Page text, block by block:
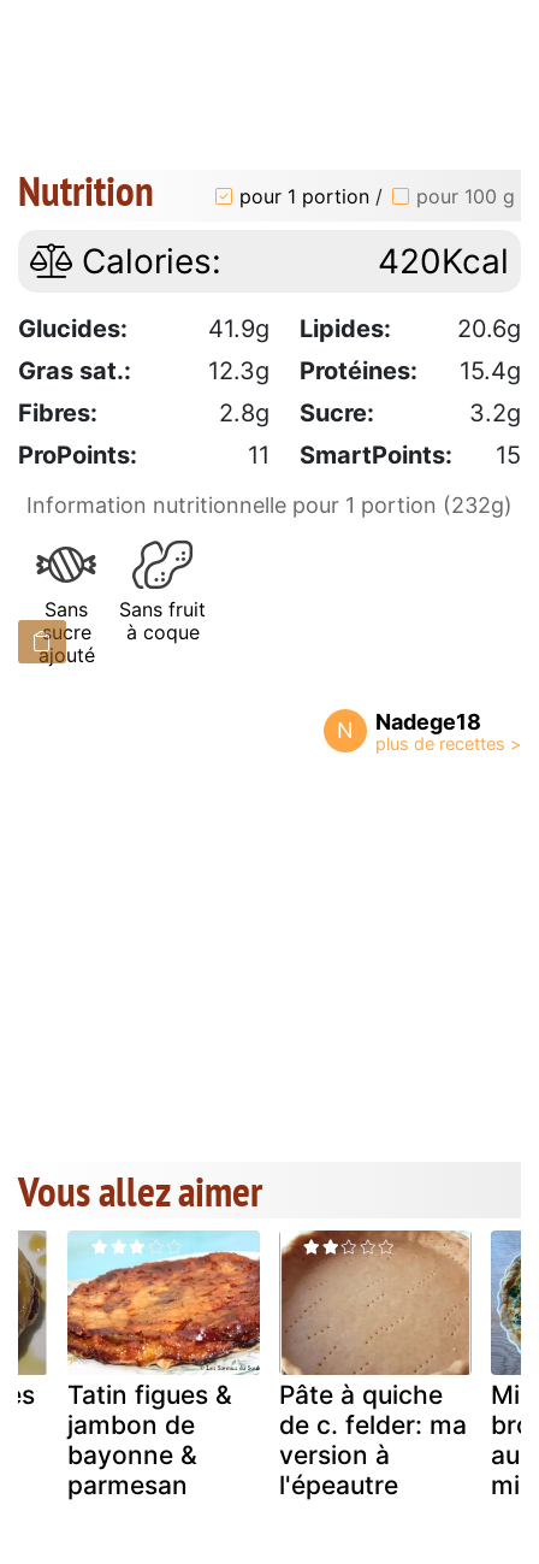
Nutrition pour 1 portion / pour 100 g
Calories: 420Kcal
Glucides: 41.9g Lipides:
20.6g
Gras sat.:
12.3g Protéines:
15.4g
Fibres:
2.8g Sucre:
3.2g
ProPoints:
11 SmartPoints: 15
Information nutritionnelle pour 1 portion (232g)
Sans
sucre
ajouté
Sans fruit
à coque
N Nadege18
Vous allez aimer
Tatin figues &
jambon de
bayonne &
parmesan
Pâte à quiche
de c. felder: ma
version à
l'épeautre
au